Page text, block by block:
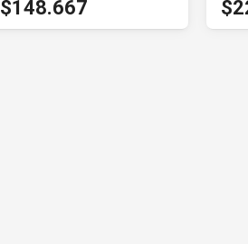
$148.667